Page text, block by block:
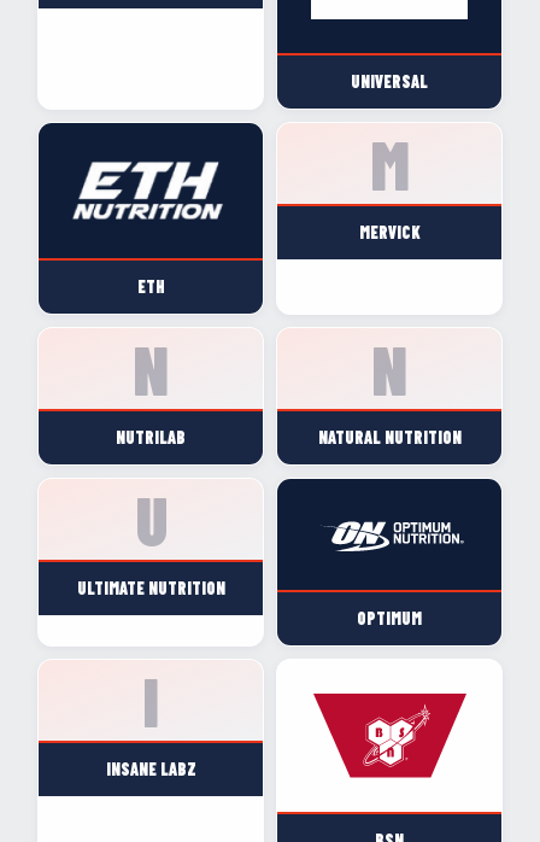
UNIVERSAL
ETH
MERVICK
NUTRILAB NATURAL NUTRITION
ULTIMATE NUTRITION
OPTIMUM
INSANE LABZ